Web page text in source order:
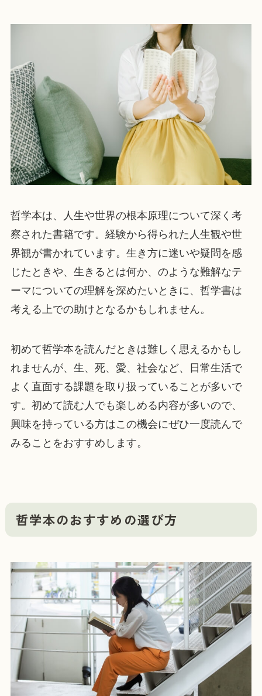
哲学本は、人生や世界の根本原理について深く考
察された書籍です。経験から得られた人生観や世
界観が書かれています。生き方に迷いや疑問を感
じたときや、生きるとは何か、のような難解なテ
ーマについての理解を深めたいときに、哲学書は
考える上での助けとなるかもしれません。
初めて哲学本を読んだときは難しく思えるかもし
れませんが、生、死、愛、社会など、日常生活で
よく直面する課題を取り扱っていることが多いで
す。初めて読む人でも楽しめる内容が多いので、
興味を持っている方はこの機会にぜひ一度読んで
みることをおすすめします。
哲学本のおすすめの選び方